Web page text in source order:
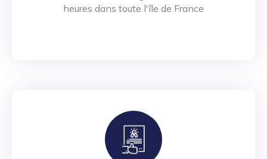
heures dans toute l'île de France